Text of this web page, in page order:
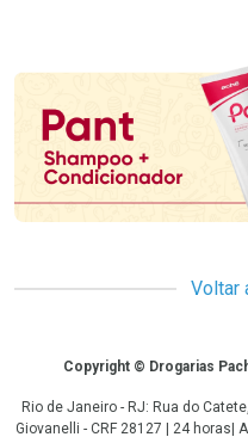
Promoção em
Voltar
CopyrightCopyright © Drogarias
Rio de Janeiro - RJ: Rua do
Giovanelli - CRF 28127 | 24